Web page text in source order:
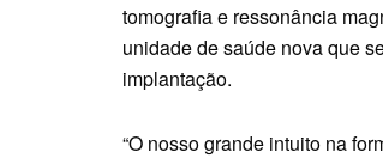
tomografia e ressonância
unidade de saúde nova que
implantação.
“O nosso grande intuito na